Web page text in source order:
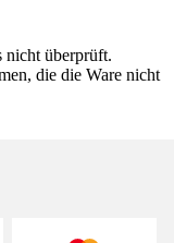
nicht überprüft.
die die Ware nicht